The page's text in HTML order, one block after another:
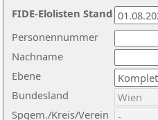
Nachname
Ebene
Personennummer
Bundesland
Spgem./Kreis/Verein
FIDE-Elolisten Stand